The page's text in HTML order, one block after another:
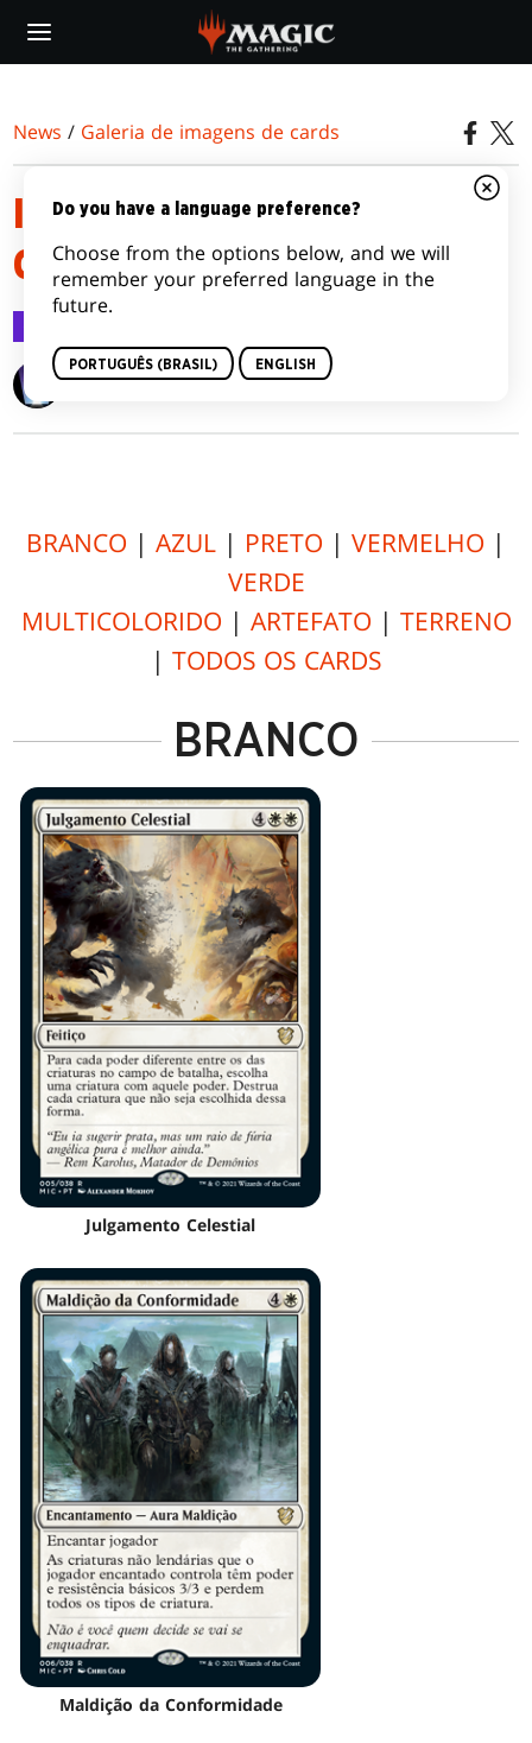
main
News / Galeria de imagens de cards
INNISTRAD: MIDNIGHT HUNT
COMMANDER
Wizards of the Coast
BRANCO | AZUL | PRETO | VERMELHO |
VERDE
MULTICOLORIDO | ARTEFATO | TERRENO
| TODOS OS CARDS
BRANCO
Julgamento Celestial
Maldição da Conformidade
Do you have a language preference?
Choose from the options below, and we will
remember your preferred language in the
future.
PORTUGUÊS (BRASIL) ENGLISH